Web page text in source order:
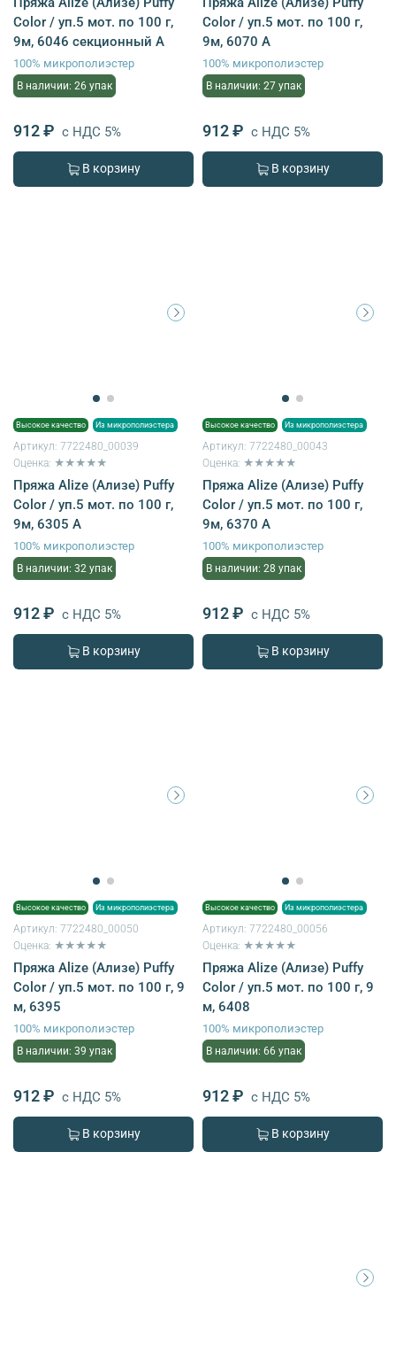
Color / уп.5 мот. по 100 г,
9м, 6046 секционный A
100% микрополиэстер
В наличии: 26 упак
912 ₽ с НДС 5%
В корзину
Color / уп.5 мот. по 100 г,
9м, 6070 A
100% микрополиэстер
В наличии: 27 упак
912 ₽ с НДС 5%
В корзину
Высокое качество Из микрополиэстера
Артикул: 7722480_00039
Оценка: ★★★★★
Пряжа Alize (Ализе) Puffy
Color / уп.5 мот. по 100 г,
9м, 6305 A
100% микрополиэстер
В наличии: 32 упак
912 ₽ с НДС 5%
В корзину
Высокое качество Из микрополиэстера
Артикул: 7722480_00043
Оценка: ★★★★★
Пряжа Alize (Ализе) Puffy
Color / уп.5 мот. по 100 г,
9м, 6370 А
100% микрополиэстер
В наличии: 28 упак
912 ₽ с НДС 5%
В корзину
Высокое качество Из микрополиэстера
Артикул: 7722480_00050
Оценка: ★★★★★
Пряжа Alize (Ализе) Puffy
Color / уп.5 мот. по 100 г, 9
м, 6395
100% микрополиэстер
В наличии: 39 упак
912 ₽ с НДС 5%
В корзину
Высокое качество Из микрополиэстера
Артикул: 7722480_00056
Оценка: ★★★★★
Пряжа Alize (Ализе) Puffy
Color / уп.5 мот. по 100 г, 9
м, 6408
100% микрополиэстер
В наличии: 66 упак
912 ₽ с НДС 5%
В корзину